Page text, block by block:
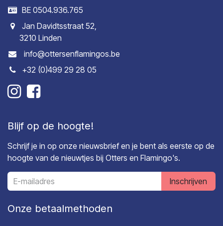
BE 0504.936.765
Jan Davidtsstraat 52,
3210 Linden
info@ottersenflamingos.be
+32 (0)499 29 28 05
Blijf op de hoogte!
Schrijf je in op onze nieuwsbrief en je bent als eerste op de
hoogte van de nieuwtjes bij Otters en Flamingo's.
Inschrijven
Onze betaalmethoden